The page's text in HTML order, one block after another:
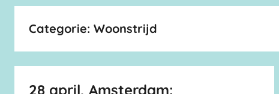
Categorie: Woonstrijd
28 april, Amsterdam: